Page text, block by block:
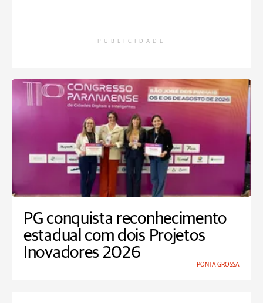
PUBLICIDADE
PG conquista reconhecimento
estadual com dois Projetos
Inovadores 2026
PONTA GROSSA